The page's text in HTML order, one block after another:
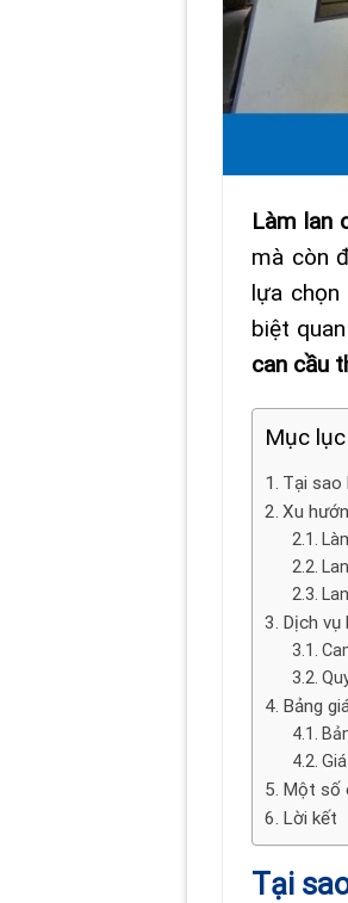
Làm lan
mà còn
lựa
biệt
can cầu
Mục lục
Tại sao
Xu
Dịch vụ
Bảng
Một số
Lời kết
Tại